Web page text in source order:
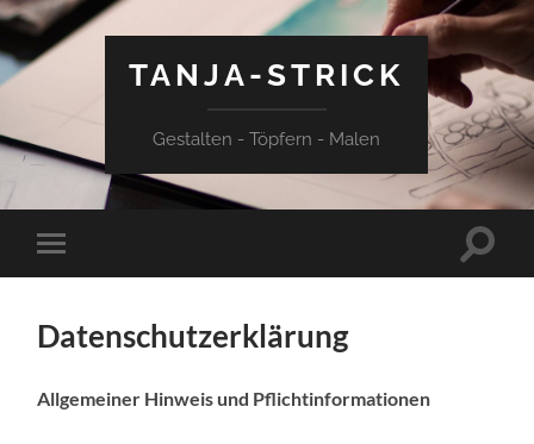
TANJA-STRICK
Gestalten - Töpfern - Malen
Mobile-
Menü
Datenschutzerklärung
Allgemeiner Hinweis und Pflichtinformationen